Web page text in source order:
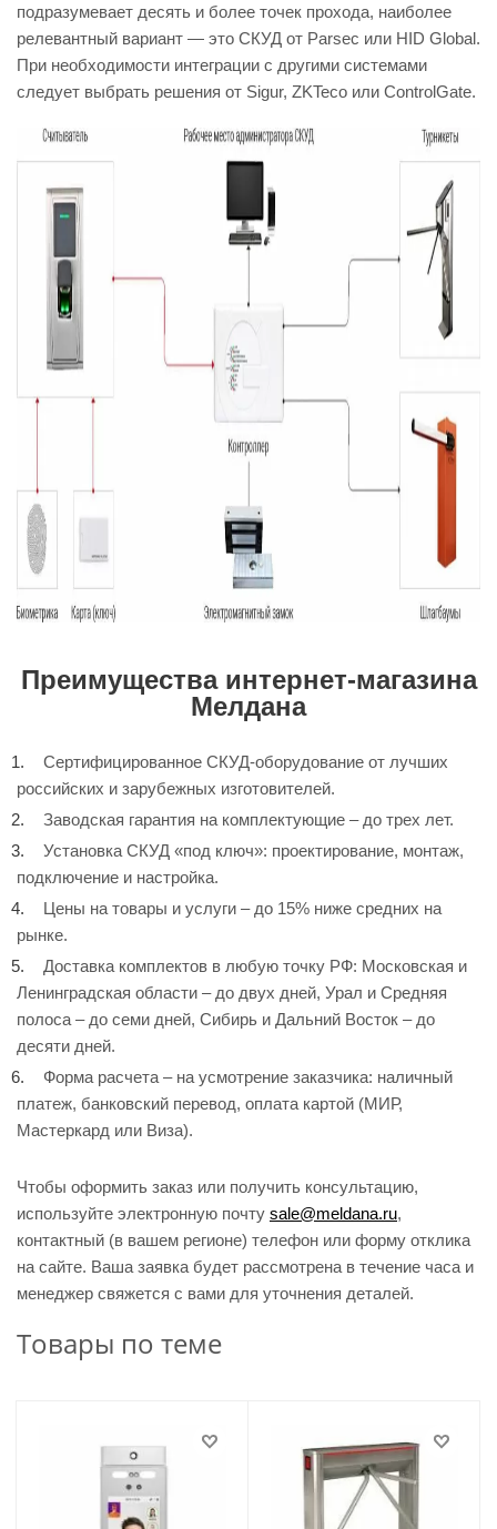
подразумевает десять и более точек прохода, наиболее
релевантный вариант — это СКУД от Parsec или HID Global.
При необходимости интеграции с другими системами
следует выбрать решения от Sigur, ZKTeco или ControlGate.
Преимущества интернет-магазина
Мелдана
Сертифицированное СКУД-оборудование от лучших
российских и зарубежных изготовителей.
Заводская гарантия на комплектующие – до трех лет.
Установка СКУД «под ключ»: проектирование, монтаж,
подключение и настройка.
Цены на товары и услуги – до 15% ниже средних на
рынке.
Доставка комплектов в любую точку РФ: Московская и
Ленинградская области – до двух дней, Урал и Средняя
полоса – до семи дней, Сибирь и Дальний Восток – до
десяти дней.
Форма расчета – на усмотрение заказчика: наличный
платеж, банковский перевод, оплата картой (МИР,
Мастеркард или Виза).
Чтобы оформить заказ или получить консультацию,
используйте электронную почту sale@meldana.ru,
контактный (в вашем регионе) телефон или форму отклика
на сайте. Ваша заявка будет рассмотрена в течение часа и
менеджер свяжется с вами для уточнения деталей.
Товары по теме